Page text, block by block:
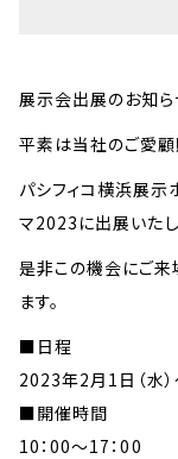
展示会出展のお知ら
平素は当社のご愛顧
パシフィコ横浜展示
マ2023に出展いたし
是非この機会にご来
ます。
■日程
2023年2月1日（水
■開催時間
10：00～17：00